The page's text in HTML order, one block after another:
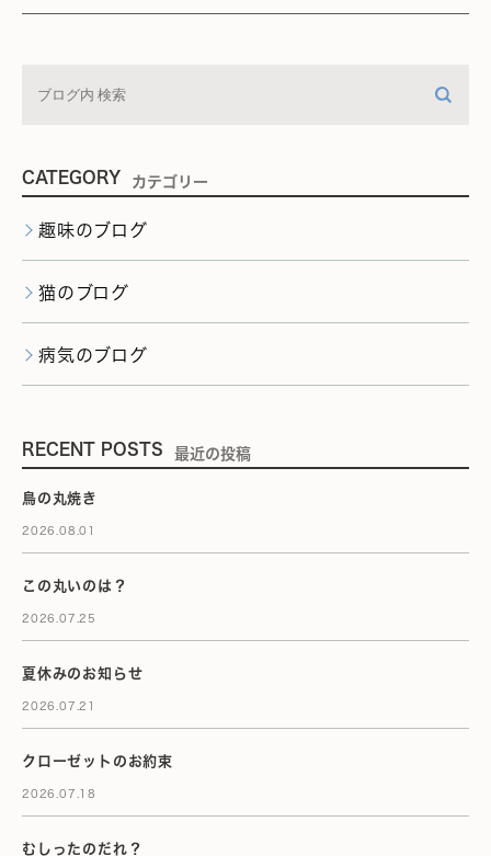
CATEGORY カテゴリー
趣味のブログ
猫のブログ
病気のブログ
RECENT POSTS 最近の投稿
鳥の丸焼き
2026.08.01
この丸いのは？
2026.07.25
夏休みのお知らせ
2026.07.21
クローゼットのお約束
2026.07.18
むしったのだれ？